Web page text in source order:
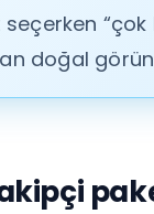
seçerken
doğal